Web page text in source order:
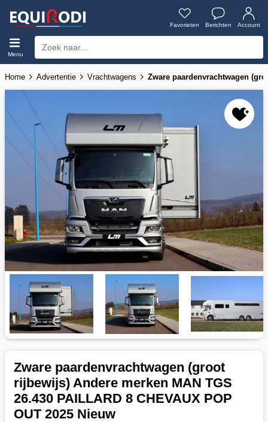
Favorieten Berichten Account
Menu
Home Advertentie Vrachtwagens Zware paardenvrachtwagen
Zware paardenvrachtwagen (groot
rijbewijs) Andere merken MAN TGS
26.430 PAILLARD 8 CHEVAUX POP
OUT 2025 Nieuw